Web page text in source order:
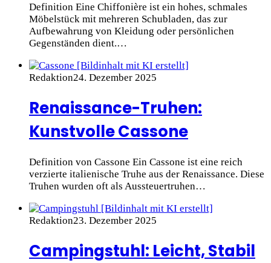
Definition Eine Chiffonière ist ein hohes, schmales
Möbelstück mit mehreren Schubladen, das zur
Aufbewahrung von Kleidung oder persönlichen
Gegenständen dient.…
Redaktion24. Dezember 2025
Renaissance-Truhen:
Kunstvolle Cassone
Definition von Cassone Ein Cassone ist eine reich
verzierte italienische Truhe aus der Renaissance. Diese
Truhen wurden oft als Aussteuertruhen…
Redaktion23. Dezember 2025
Campingstuhl: Leicht, Stabil